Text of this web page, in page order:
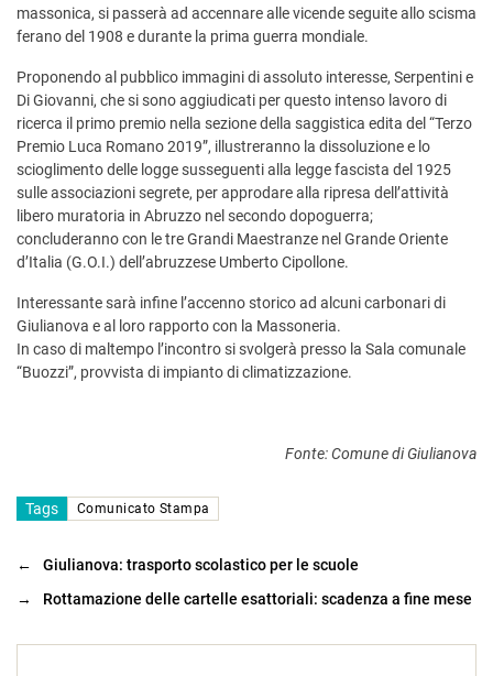
massonica, si passerà ad accennare alle vicende seguite allo scisma
ferano del 1908 e durante la prima guerra mondiale.
Proponendo al pubblico immagini di assoluto interesse, Serpentini e
Di Giovanni, che si sono aggiudicati per questo intenso lavoro di
ricerca il primo premio nella sezione della saggistica edita del “Terzo
Premio Luca Romano 2019”, illustreranno la dissoluzione e lo
scioglimento delle logge susseguenti alla legge fascista del 1925
sulle associazioni segrete, per approdare alla ripresa dell’attività
libero muratoria in Abruzzo nel secondo dopoguerra;
concluderanno con le tre Grandi Maestranze nel Grande Oriente
d’Italia (G.O.I.) dell’abruzzese Umberto Cipollone.
Interessante sarà infine l’accenno storico ad alcuni carbonari di
Giulianova e al loro rapporto con la Massoneria.
In caso di maltempo l’incontro si svolgerà presso la Sala comunale
“Buozzi”, provvista di impianto di climatizzazione.
Fonte: Comune di Giulianova
Tags Comunicato Stampa
←
Giulianova: trasporto scolastico per le scuole
→
Rottamazione delle cartelle esattoriali: scadenza a fine mese